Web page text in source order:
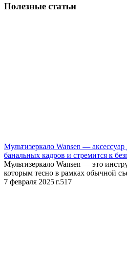
Полезные статьи
Мультизеркало Wansen — аксессуар
банальных кадров и стремится к
Мультизеркало Wansen — это
которым тесно в рамках обычной
7 февраля 2025 г.517